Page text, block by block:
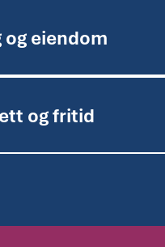
og eiendom
og fritid